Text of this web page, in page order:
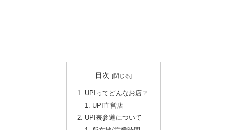
目次
UPIってどんなお店？
UPI直営店
UPI表参道について